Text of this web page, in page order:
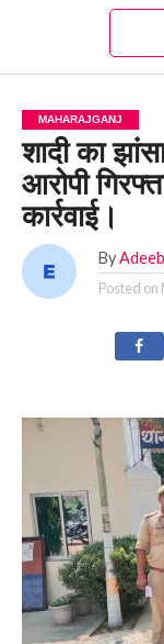
MAHARAJGANJ
शादी का
आरोपी
कार्रवाई।
By
Posted on